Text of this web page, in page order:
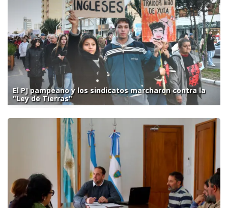
El PJ pampeano y los sindicatos marcharon contra la
"Ley de Tierras"